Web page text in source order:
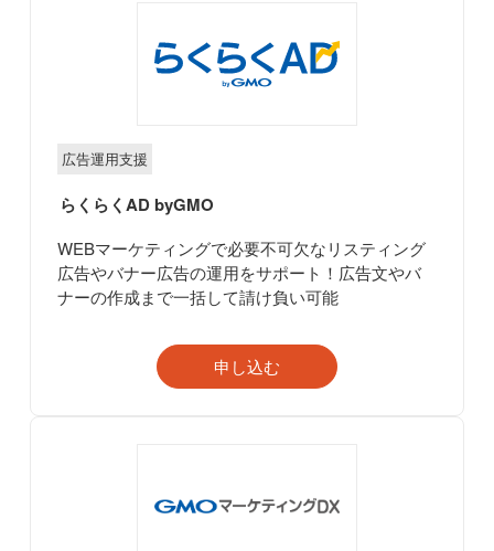
広告運用支援
らくらくAD byGMO
WEBマーケティングで必要不可欠なリスティング
広告やバナー広告の運用をサポート！広告文やバ
ナーの作成まで一括して請け負い可能
申し込む